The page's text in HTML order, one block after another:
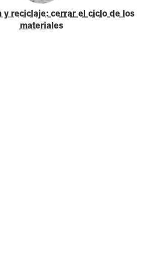
y reciclaje: cerrar el ciclo de los
materiales